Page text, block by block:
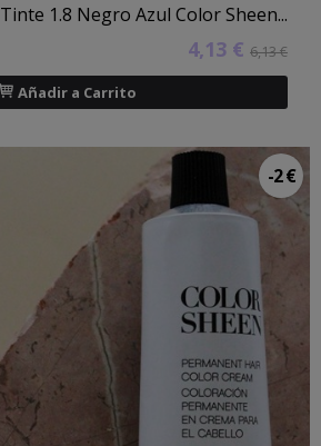
Tinte 1.8 Negro Azul Color Sheen...
4,13 € 6,13 €
Añadir a Carrito
-2 €